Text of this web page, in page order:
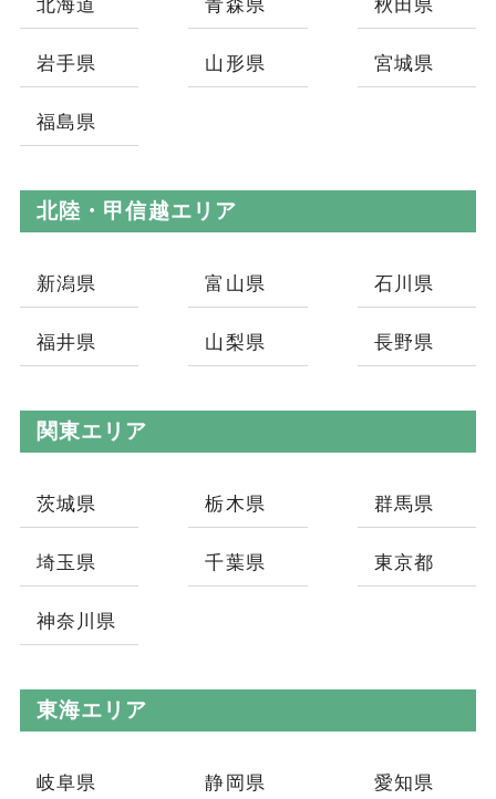
北海道 青森県 秋田県
岩手県 山形県 宮城県
福島県
北陸・甲信越エリア
新潟県 富山県 石川県
福井県 山梨県 長野県
関東エリア
茨城県 栃木県 群馬県
埼玉県 千葉県 東京都
神奈川県
東海エリア
岐阜県 静岡県 愛知県